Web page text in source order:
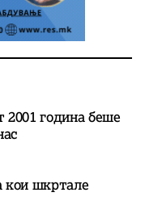
2001 година беше
кои шкртале